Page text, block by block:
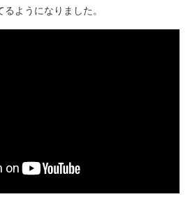
ようになりました。